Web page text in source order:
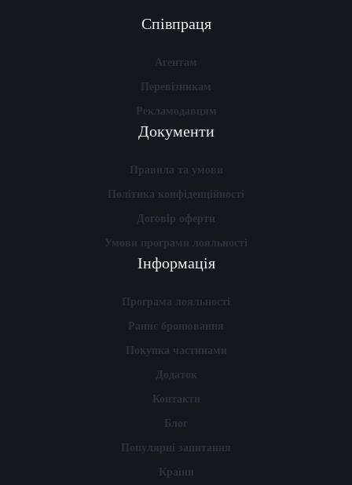
Співпраця
Агентам
Перевізникам
Рекламодавцям
Документи
Правила та умови
Політика конфіденційності
Договір оферти
Умови програми лояльності
Інформація
Програма лояльності
Раннє бронювання
Покупка частинами
Додаток
Контакти
Блог
Популярні запитання
Країни